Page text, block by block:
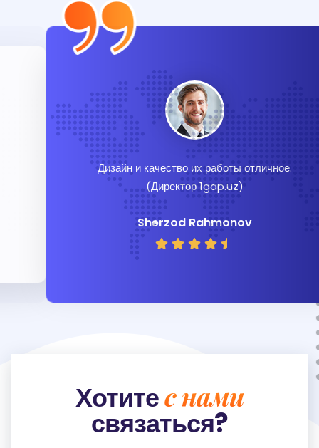
Дизайн и качество их работы отличное.
(Директор 1gap.uz)
Sherzod Rahmonov
Хотитес нами
связаться?